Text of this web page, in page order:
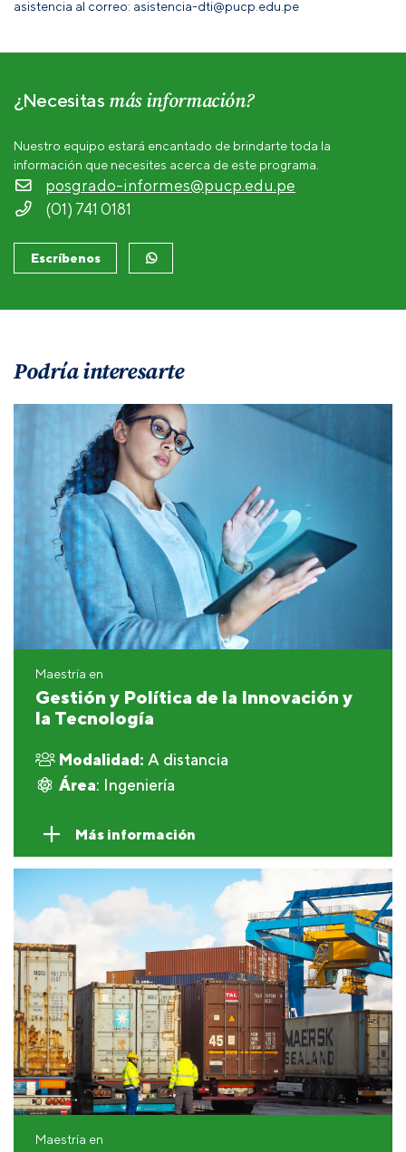
asistencia al correo: asistencia-dti@pucp.edu.pe
¿Necesitas más información?
Nuestro equipo estará encantado de brindarte toda la
información que necesites acerca de este programa.
posgrado-informes@pucp.edu.pe
(01) 741 0181
Escríbenos
Podría interesarte
Maestría en
Gestión y Política de la Innovación y
la Tecnología
Modalidad: A distancia
Área: Ingeniería
Más información
Maestría en